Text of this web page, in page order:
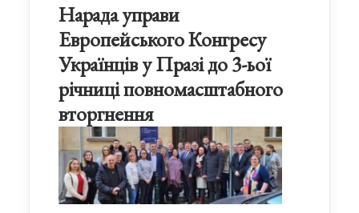
Нарада управи
Европейського Конгресу
Українців у Празі до 3-ьої
річниці повномасштабного
вторгнення